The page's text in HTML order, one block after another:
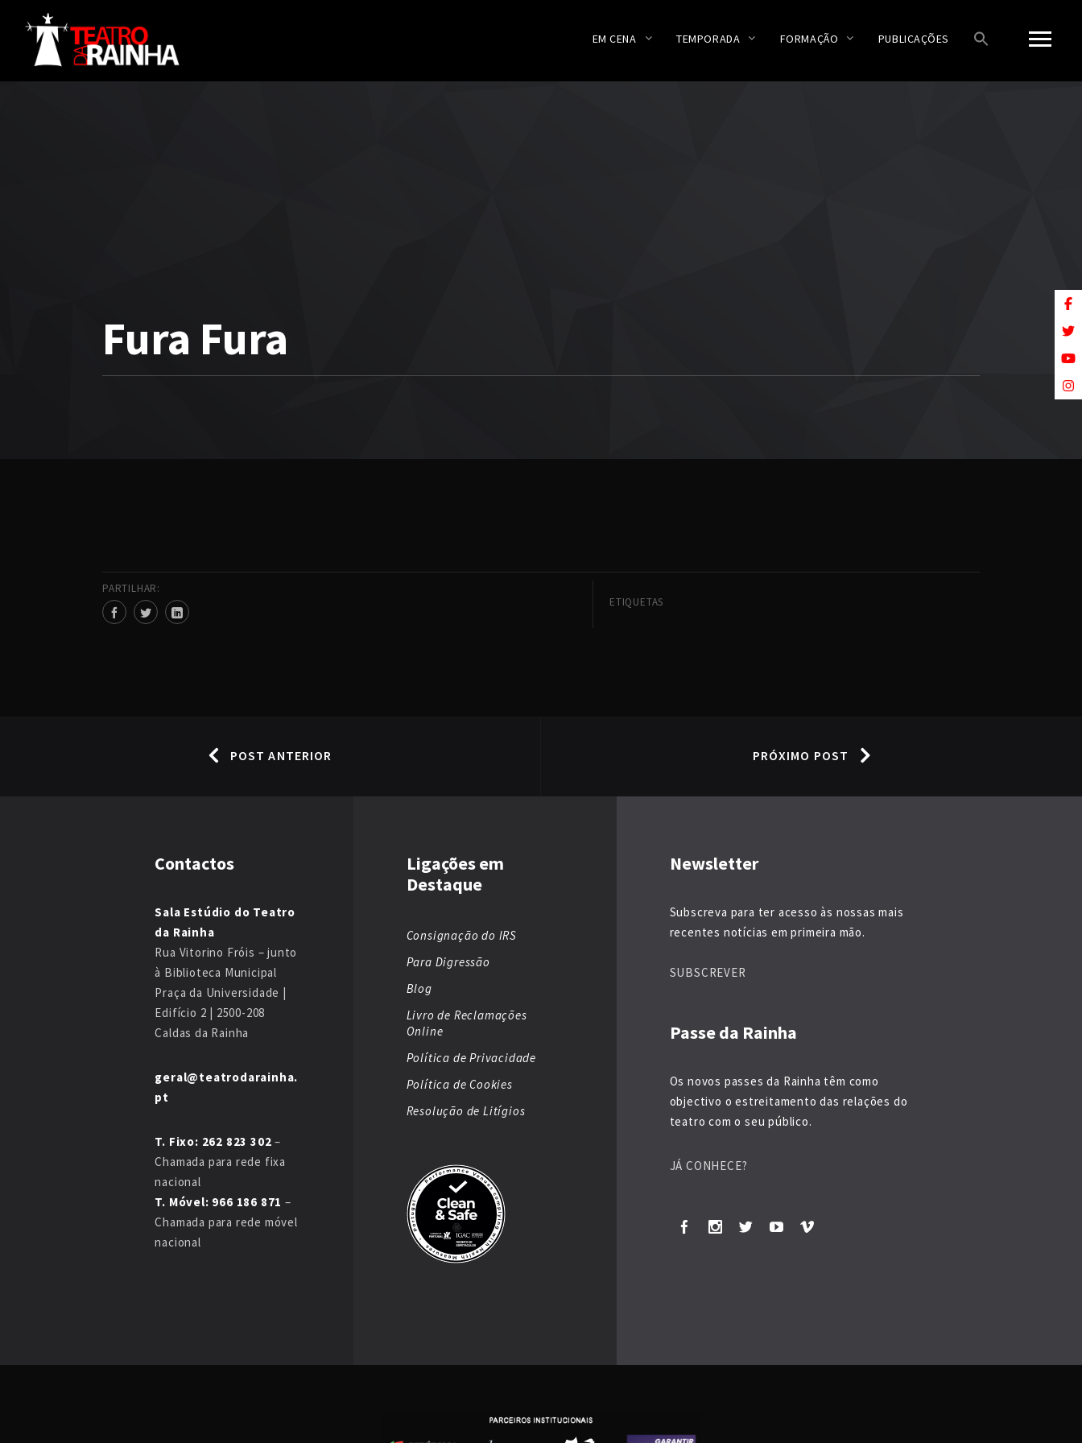
EM CENA TEMPORADA FORMAÇÃO PUBLICAÇÕES
Fura Fura
PARTILHAR:
ETIQUETAS
POST ANTERIOR PRÓXIMO POST
Contactos
Sala Estúdio do Teatro
da Rainha
Rua Vitorino Fróis – junto
à Biblioteca Municipal
Praça da Universidade |
Edifício 2 | 2500-208
Caldas da Rainha
geral@teatrodarainha.
pt
T. Fixo: 262 823 302 –
Chamada para rede fixa
nacional
T. Móvel: 966 186 871 –
Chamada para rede móvel
nacional
Ligações em
Destaque
Consignação do IRS
Para Digressão
Blog
Livro de Reclamações
Online
Política de Privacidade
Política de Cookies
Resolução de Litígios
Newsletter
Subscreva para ter acesso às nossas mais
recentes notícias em primeira mão.
SUBSCREVER
Passe da Rainha
Os novos passes da Rainha têm como
objectivo o estreitamento das relações do
teatro com o seu público.
JÁ CONHECE?